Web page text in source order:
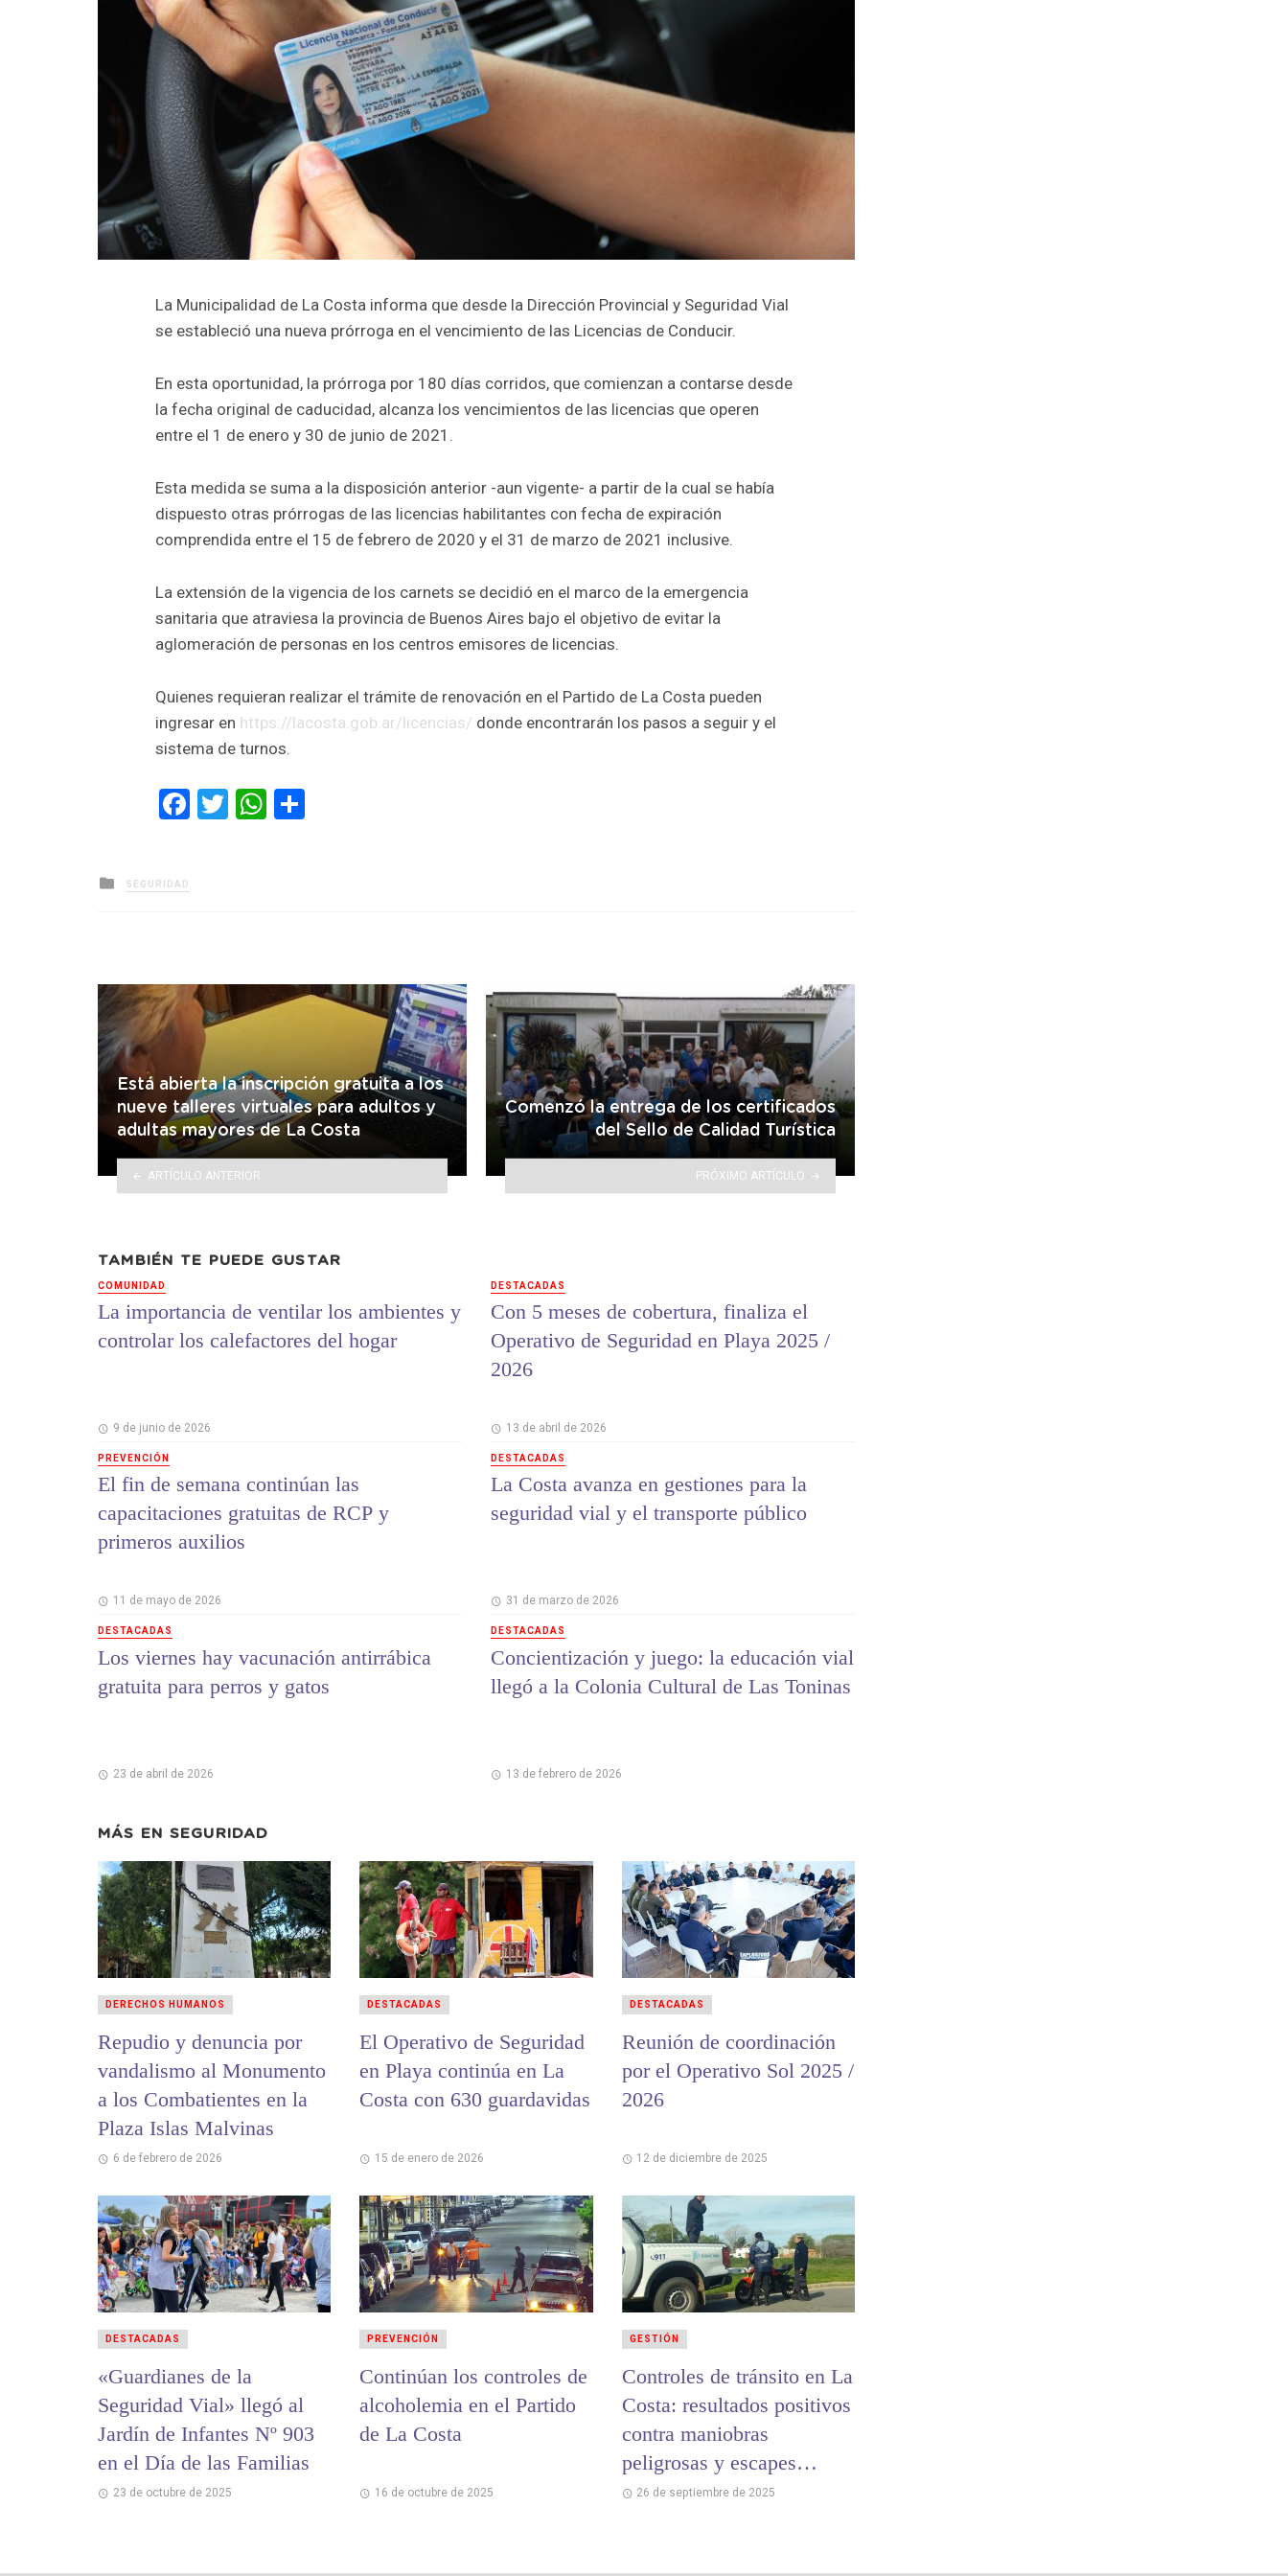
La Municipalidad de La Costa informa que desde la Dirección Provincial y Seguridad Vial
se estableció una nueva prórroga en el vencimiento de las Licencias de Conducir.
En esta oportunidad, la prórroga por 180 días corridos, que comienzan a contarse desde
la fecha original de caducidad, alcanza los vencimientos de las licencias que operen
entre el 1 de enero y 30 de junio de 2021.
Esta medida se suma a la disposición anterior -aun vigente- a partir de la cual se había
dispuesto otras prórrogas de las licencias habilitantes con fecha de expiración
comprendida entre el 15 de febrero de 2020 y el 31 de marzo de 2021 inclusive.
La extensión de la vigencia de los carnets se decidió en el marco de la emergencia
sanitaria que atraviesa la provincia de Buenos Aires bajo el objetivo de evitar la
aglomeración de personas en los centros emisores de licencias.
Quienes requieran realizar el trámite de renovación en el Partido de La Costa pueden
ingresar en https://lacosta.gob.ar/licencias/ donde encontrarán los pasos a seguir y el
sistema de turnos.
Facebook
TwitterWhatsApp
Posted
in
SEGURIDAD
Está abierta la inscripción gratuita a los
nueve talleres virtuales para adultos y
adultas mayores de La Costa
ARTÍCULO ANTERIOR
Comenzó la entrega de los certificados
del Sello de Calidad Turística
PRÓXIMO ARTÍCULO
TAMBIÉN TE PUEDE GUSTAR
COMUNIDAD
La importancia de ventilar los ambientes y
controlar los calefactores del hogar
9 de junio de 2026
PREVENCIÓN
El fin de semana continúan las
capacitaciones gratuitas de RCP y
primeros auxilios
11 de mayo de 2026
DESTACADAS
Los viernes hay vacunación antirrábica
gratuita para perros y gatos
23 de abril de 2026
DESTACADAS
Con 5 meses de cobertura, finaliza el
Operativo de Seguridad en Playa 2025 /
2026
13 de abril de 2026
DESTACADAS
La Costa avanza en gestiones para la
seguridad vial y el transporte público
31 de marzo de 2026
DESTACADAS
Concientización y juego: la educación vial
llegó a la Colonia Cultural de Las Toninas
13 de febrero de 2026
MÁS EN SEGURIDAD
Repudio y denuncia por
vandalismo al Monumento
a los Combatientes en la
Plaza Islas Malvinas
6 de febrero de 2026
DERECHOS HUMANOS
El Operativo de Seguridad
en Playa continúa en La
Costa con 630 guardavidas
15 de enero de 2026
DESTACADAS
Reunión de coordinación
por el Operativo Sol 2025 /
2026
12 de diciembre de 2025
DESTACADAS
«Guardianes de la
Seguridad Vial» llegó al
Jardín de Infantes Nº 903
en el Día de las Familias
23 de octubre de 2025
DESTACADAS
Continúan los controles de
alcoholemia en el Partido
de La Costa
16 de octubre de 2025
PREVENCIÓN
Controles de tránsito en La
Costa: resultados positivos
contra maniobras
peligrosas y escapes
adulterados
26 de septiembre de 2025
GESTIÓN